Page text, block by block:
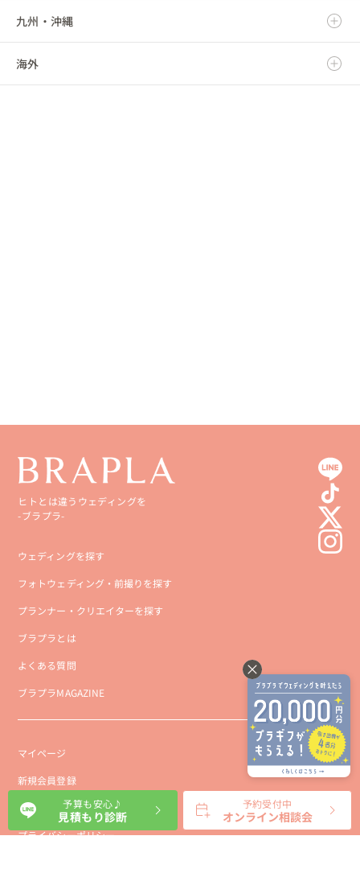
福島県
千葉県
東京都
三重県
石川県
福井県
京都府
大阪府
鳥取県
島根県
九州・沖縄
福岡県
海外
ヒトとは違うウェディングを
-ブラプラ-
ウェディングを探す
フォトウェディング・前撮りを探す
プランナー・クリエイターを探す
ブラプラとは
よくある質問
ブラプラMAGAZINE
マイページ
新規会員登録
会社概要
プライバシーポリシー
予算も安心♪
見積もり診断
予約受付中
オンライン相談会